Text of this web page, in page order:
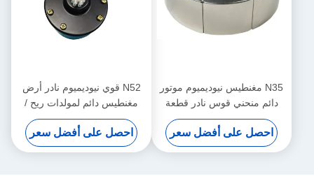
N35 مغنطيس نيوديميوم موتور
دائم منحني قوس نادر قطعة
أرض مغناطيس
احصل على أفضل سعر
N52 قوي نيوديميوم نادر أرض
مغنطيس دائم لمولدات ريح /
محرك
احصل على أفضل سعر